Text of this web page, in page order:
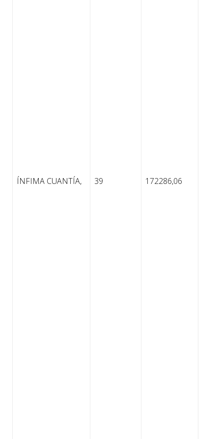
ÍNFIMA CUANTÍA, 39 172286,06